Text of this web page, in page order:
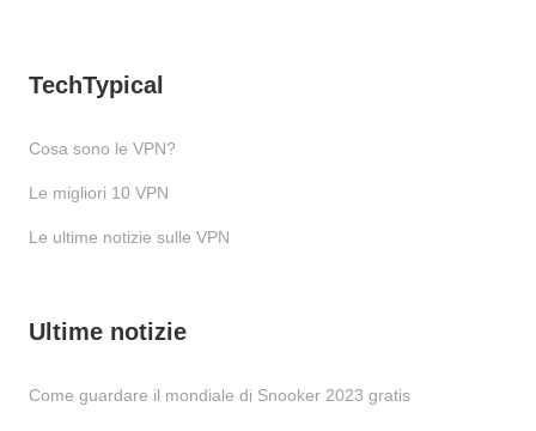
TechTypical
Cosa sono le VPN?
Le migliori 10 VPN
Le ultime notizie sulle VPN
Ultime notizie
Come guardare il mondiale di Snooker 2023 gratis